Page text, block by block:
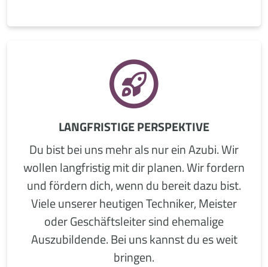
LANGFRISTIGE PERSPEKTIVE
Du bist bei uns mehr als nur ein Azubi. Wir
wollen langfristig mit dir planen. Wir fordern
und fördern dich, wenn du bereit dazu bist.
Viele unserer heutigen Techniker, Meister
oder Geschäftsleiter sind ehemalige
Auszubildende. Bei uns kannst du es weit
bringen.